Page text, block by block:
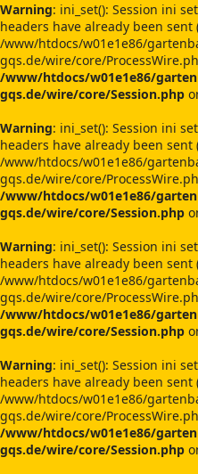
Warning: ini_set(): Session ini
headers have already been sent
/www/htdocs/w01e1e86/
gqs.de/wire/core/
/www/htdocs/w01e1e86/
gqs.de/wire/core/Session.php
Warning: ini_set(): Session ini
headers have already been sent
/www/htdocs/w01e1e86/
gqs.de/wire/core/
/www/htdocs/w01e1e86/
gqs.de/wire/core/Session.php
Warning: ini_set(): Session ini
headers have already been sent
/www/htdocs/w01e1e86/
gqs.de/wire/core/
/www/htdocs/w01e1e86/
gqs.de/wire/core/Session.php
Warning: ini_set(): Session ini
headers have already been sent
/www/htdocs/w01e1e86/
gqs.de/wire/core/
/www/htdocs/w01e1e86/
gqs.de/wire/core/Session.php